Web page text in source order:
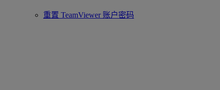
重置 TeamViewer 账户密码